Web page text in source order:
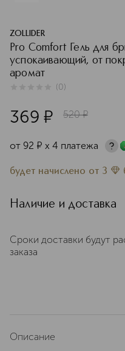
ZOLLIDER
Pro Comfort Гель для
успокаивающий, от
аромат
(0)
369 ¤ 520 ¤
от 92 ¤ х 4 платежа
будет начислено от 3
Наличие и доставка
Сроки доставки будут
заказа
Описание